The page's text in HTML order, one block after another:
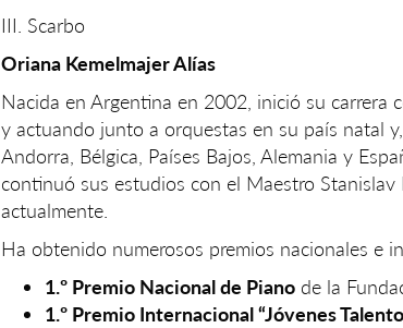
III. Scarbo
Oriana Kemelmajer Alías
Nacida en Argentina en 2002, inició su carrera
y actuando junto a orquestas en su país natal
Andorra, Bélgica, Países Bajos, Alemania y
continuó sus estudios con el Maestro
actualmente.
Ha obtenido numerosos premios nacionales e
1.º Premio Nacional de Piano de la
1.º Premio Internacional “Jóvenes